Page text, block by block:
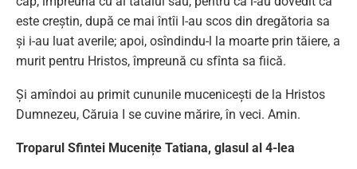
este creştin, după ce mai întîi l-au scos din dregătoria sa
şi i-au luat averile; apoi, osîndindu-l la moarte prin tăiere, a
murit pentru Hristos, împreună cu sfînta sa fiică.
Şi amîndoi au primit cununile muceniceşti de la Hristos
Dumnezeu, Căruia I se cuvine mărire, în veci. Amin.
Troparul Sfintei Mucenițe Tatiana, glasul al 4-lea